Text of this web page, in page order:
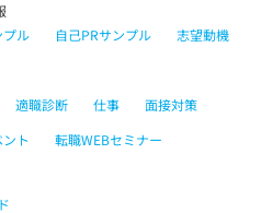
プル 自己PRサンプル
志望動機
適職診断 仕事
面接対策
ト 転職WEBセミナー